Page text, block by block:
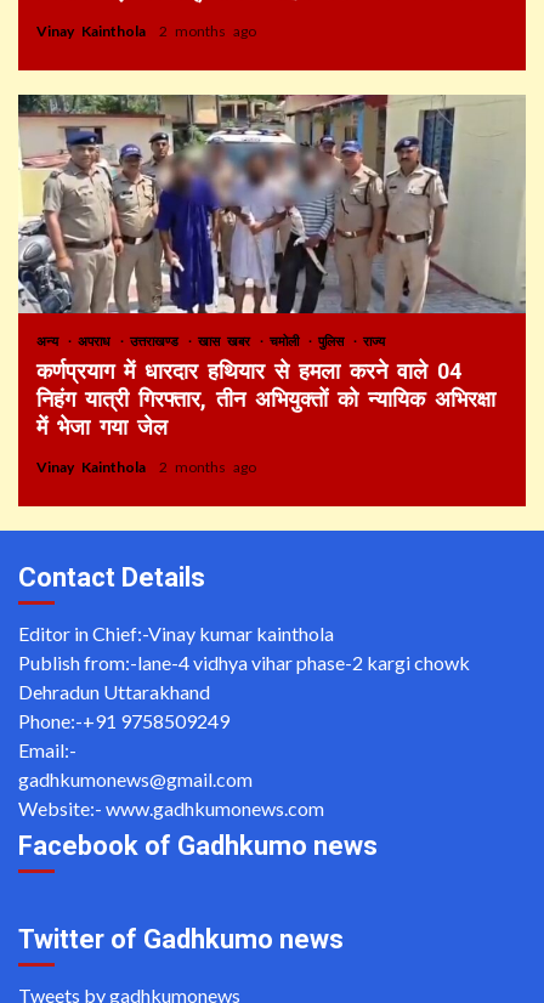
Vinay Kainthola 2 months ago
अन्य अपराध उत्तराखण्ड खास खबर चमोली पुलिस राज्य
कर्णप्रयाग में धारदार हथियार से हमला करने वाले 04
निहंग यात्री गिरफ्तार, तीन अभियुक्तों को न्यायिक अभिरक्षा
में भेजा गया जेल
Vinay Kainthola 2 months ago
Contact Details
Editor in Chief:-Vinay kumar kainthola
Publish from:-lane-4 vidhya vihar phase-2 kargi chowk
Dehradun Uttarakhand
Phone:-+91 9758509249
Email:-
gadhkumonews@gmail.com
Website:- www.gadhkumonews.com
Facebook of Gadhkumo news
Twitter of Gadhkumo news
Tweets by gadhkumonews